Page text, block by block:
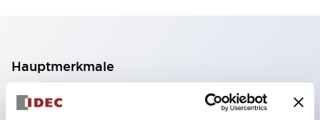
Hauptmerkmale
2-Kontakt-Block mit 2 Stufen, ermöglicht eine 4-